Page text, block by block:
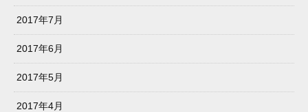
2017年7月
2017年6月
2017年5月
2017年4月